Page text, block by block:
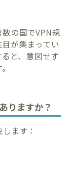
の国でVPN規
が集まってい
と、意図せず
りますか？
ます：